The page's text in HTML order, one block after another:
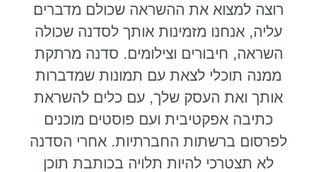
רוצה למצוא את ההשראה שכולם מדברים
עליה, אנחנו מזמינות אותך לסדנה שכולה
השראה, חיבורים וצילומים. סדנה מרתקת
ממנה תוכלי לצאת עם תמונות שמדברות
אותך ואת העסק שלך, עם כלים להשראת
כתיבה אפקטיבית ועם פוסטים מוכנים
לפרסום ברשתות החברתיות. אחרי הסדנה
לא תצטרכי להיות תלויה בכותבת תוכן